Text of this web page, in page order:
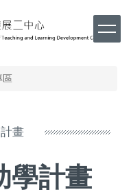
區
畫
學計畫